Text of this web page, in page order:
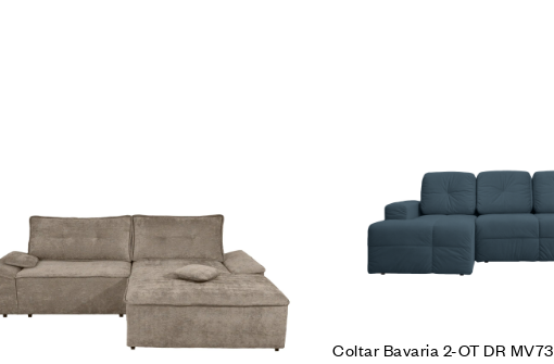
Coltar Bavaria 2-OT DR MV73